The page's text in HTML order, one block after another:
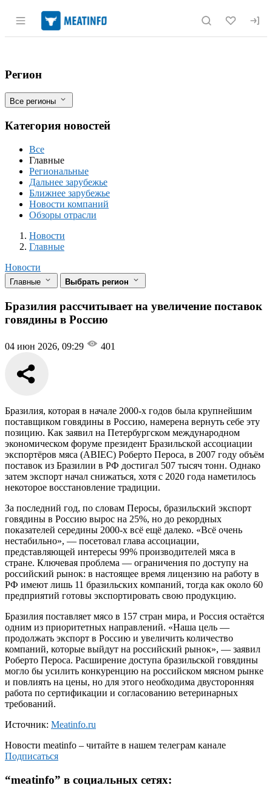
Раздел навигации по сайту
Бразилия рассчитывает на
Фильтры
Регион
Все регионы
Категория новостей
Все
Главные
Региональные
Дальнее зарубежье
Ближнее зарубежье
Новости компаний
Обзоры отрасли
Новости
Разделы
Новости
Главные
Новости
Главные Выбрать регион
Бразилия рассчитывает на увеличение поставок
говядины в Россию
04 июн 2026, 09:29 401
Бразилия, которая в начале 2000-х годов была крупнейшим
поставщиком говядины в Россию, намерена вернуть себе эту
позицию. Как заявил на Петербургском международном
экономическом форуме президент Бразильской ассоциации
экспортёров мяса (ABIEC) Роберто Пероса, в 2007 году объём
поставок из Бразилии в РФ достигал 507 тысяч тонн. Однако
затем экспорт начал снижаться, хотя с 2020 года наметилось
некоторое восстановление традиции.
За последний год, по словам Перосы, бразильский экспорт
говядины в Россию вырос на 25%, но до рекордных
показателей середины 2000-х всё ещё далеко. «Всё очень
нестабильно», — посетовал глава ассоциации,
представляющей интересы 99% производителей мяса в
стране. Ключевая проблема — ограничения по доступу на
российский рынок: в настоящее время лицензию на работу в
РФ имеют лишь 11 бразильских компаний, тогда как около 60
предприятий готовы экспортировать свою продукцию.
Бразилия поставляет мясо в 157 стран мира, и Россия остаётся
одним из приоритетных направлений. «Наша цель —
продолжать экспорт в Россию и увеличить количество
компаний, которые выйдут на российский рынок», — заявил
Роберто Пероса. Расширение доступа бразильской говядины
могло бы усилить конкуренцию на российском мясном рынке
и повлиять на цены, но для этого необходима двусторонняя
работа по сертификации и согласованию ветеринарных
требований.
Источник: Meatinfo.ru
Новости meatinfo – читайте в нашем телеграм канале
Подписаться
“meatinfo” в социальных сетях: